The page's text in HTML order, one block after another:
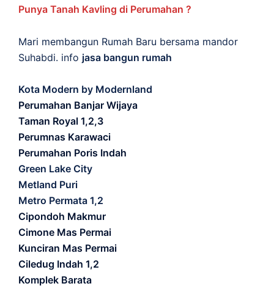
Punya Tanah Kavling di Perumahan ?
Mari membangun Rumah Baru bersama mandor
Suhabdi. info jasa bangun rumah
Kota Modern by Modernland
Perumahan Banjar Wijaya
Taman Royal 1,2,3
Perumnas Karawaci
Perumahan Poris Indah
Green Lake City
Metland Puri
Metro Permata 1,2
Cipondoh Makmur
Cimone Mas Permai
Kunciran Mas Permai
Ciledug Indah 1,2
Komplek Barata